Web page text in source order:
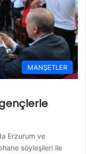
MANŞETLER
Erzurum ve
söyleşileri ile